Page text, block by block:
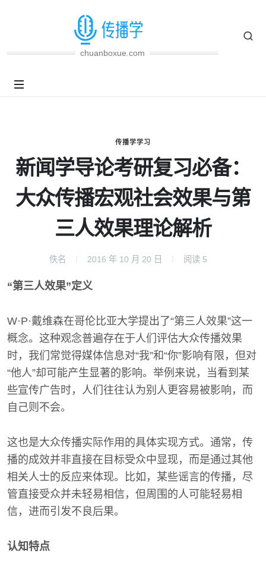
chuanboxue.com
传播学学习
新闻学导论考研复习必备：
大众传播宏观社会效果与第
三人效果理论解析
佚名 2016 年 10 月 20 日 阅读 5
“第三人效果”定义
W·P·戴维森在哥伦比亚大学提出了“第三人效果”这一
概念。这种观念普遍存在于人们评估大众传播效果
时，我们常觉得媒体信息对“我”和“你”影响有限，但对
“他人”却可能产生显著的影响。举例来说，当看到某
些宣传广告时，人们往往认为别人更容易被影响，而
自己则不会。
这也是大众传播实际作用的具体实现方式。通常，传
播的成效并非直接在目标受众中显现，而是通过其他
相关人士的反应来体现。比如，某些谣言的传播，尽
管直接受众并未轻易相信，但周围的人可能轻易相
信，进而引发不良后果。
认知特点